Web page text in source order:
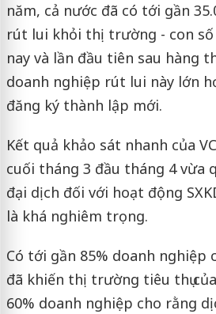
năm, cả nước đã có tới gần
rút lui khỏi thị trường - con số
nay và lần đầu tiên sau hàng
doanh nghiệp rút lui này lớn
đăng ký thành lập mới.
Kết quả khảo sát nhanh của
cuối tháng 3 đầu tháng 4 vừa
đại dịch đối với hoạt động
là khá nghiêm trọng.
Có tới gần 85% doanh nghiệp
đã khiến thị trường tiêu thụ
60% doanh nghiệp cho rằng